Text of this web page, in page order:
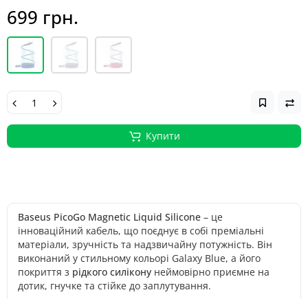
699 грн.
Купити
Baseus PicoGo Magnetic Liquid Silicone – це
інноваційний кабель, що поєднує в собі преміальні
матеріали, зручність та надзвичайну потужність. Він
виконаний у стильному кольорі Galaxy Blue, а його
покриття з рідкого силікону неймовірно приємне на
дотик, гнучке та стійке до заплутування.